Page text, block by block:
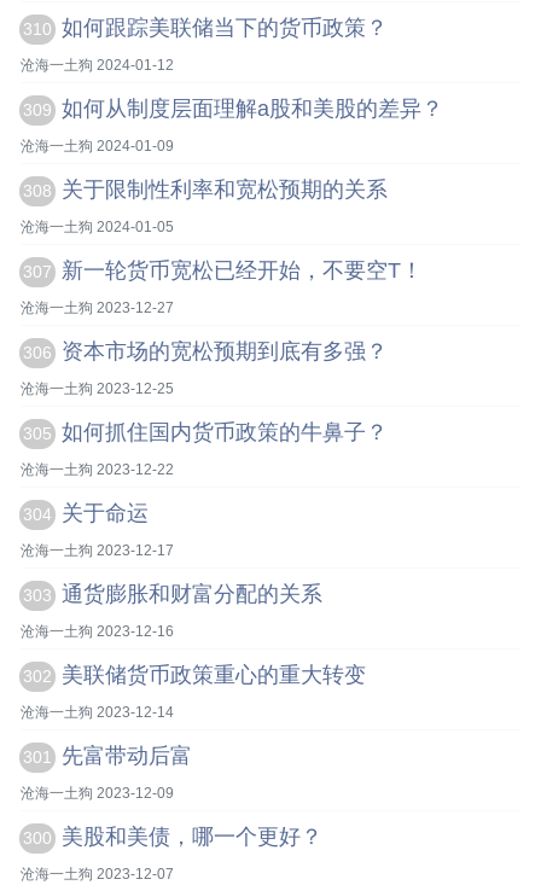
310 如何跟踪美联储当下的货币政策？
沧海一土狗 2024-01-12
309 如何从制度层面理解a股和美股的差异？
沧海一土狗 2024-01-09
308 关于限制性利率和宽松预期的关系
沧海一土狗 2024-01-05
307 新一轮货币宽松已经开始，不要空T！
沧海一土狗 2023-12-27
306 资本市场的宽松预期到底有多强？
沧海一土狗 2023-12-25
305 如何抓住国内货币政策的牛鼻子？
沧海一土狗 2023-12-22
304 关于命运
沧海一土狗 2023-12-17
303 通货膨胀和财富分配的关系
沧海一土狗 2023-12-16
302 美联储货币政策重心的重大转变
沧海一土狗 2023-12-14
301 先富带动后富
沧海一土狗 2023-12-09
300 美股和美债，哪一个更好？
沧海一土狗 2023-12-07